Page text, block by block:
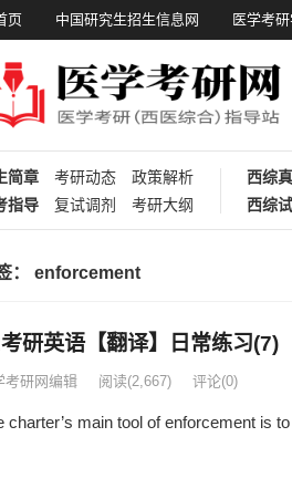
页 中国研究生招生信息网 医学考
简章 考研动态
政策解析
指导
复试调剂 考研大纲
西综
西综
： enforcement
研英语【翻译】日常练习(7)
考研网编辑 阅读(2,667) 评论(0)
charter’s main tool of enforcement is